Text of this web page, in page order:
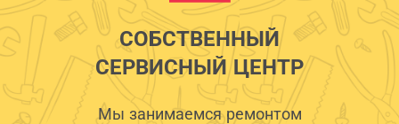
СОБСТВЕННЫЙ
СЕРВИСНЫЙ ЦЕНТР
Мы занимаемся ремонтом